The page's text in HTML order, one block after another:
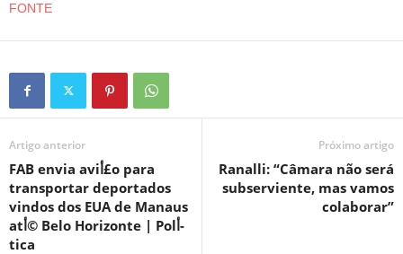
FONTE
Artigo anterior
FAB envia aviأ£o para
transportar deportados
vindos dos EUA de Manaus
atأ© Belo Horizonte | Polأ­
tica
Próximo artigo
Ranalli: “Câmara não será
subserviente, mas vamos
colaborar”